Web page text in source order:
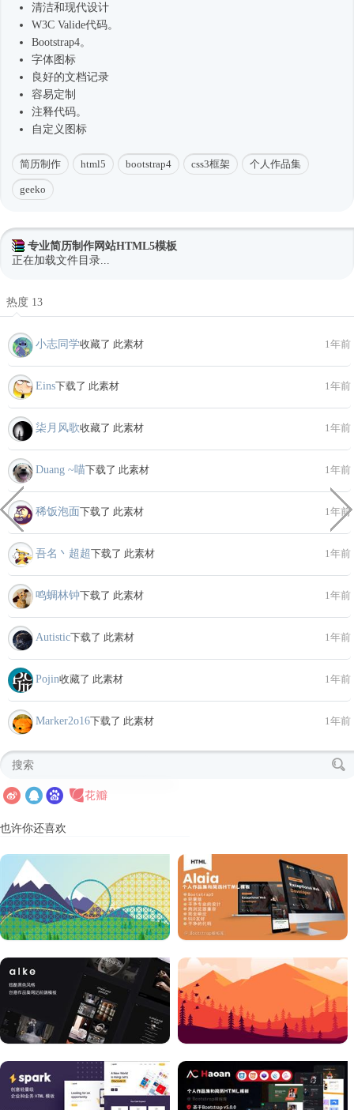
清洁和现代设计
W3C Valide代码。
Bootstrap4。
字体图标
良好的文档记录
容易定制
注释代码。
自定义图标
简历制作 html5 bootstrap4 css3框架 个人作品集
geeko
专业简历制作网站HTML5模板
正在加载文件目录...
热度 13
小志同学收藏了 此素材 1年前
Eins下载了 此素材 1年前
柒月风歌收藏了 此素材 1年前
Duang ~喵下载了 此素材 1年前
稀饭泡面下载了 此素材 1年前
吾名丶超超下载了 此素材 1年前
鸣蜩林钟下载了 此素材 1年前
Autistic下载了 此素材 1年前
Pojin收藏了 此素材 1年前
Marker2o16下载了 此素材 1年前
也许你还喜欢